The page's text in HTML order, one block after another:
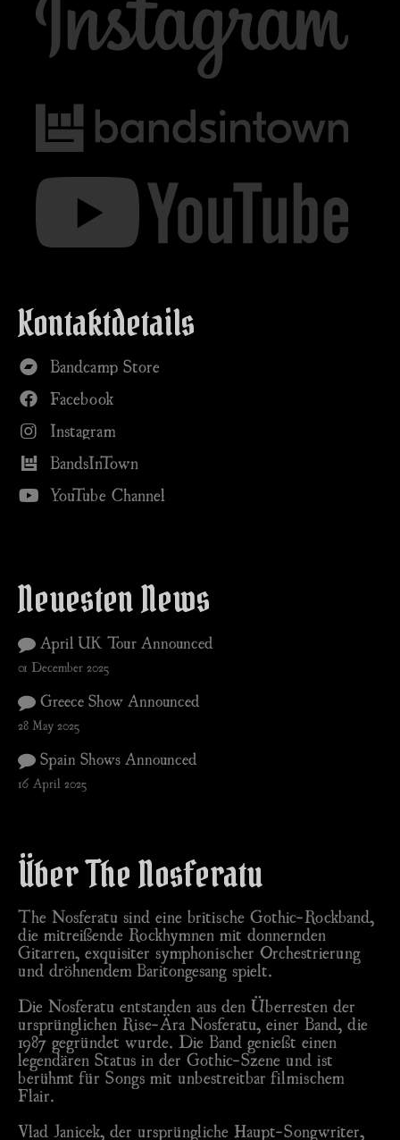
Kontaktdetails
Bandcamp Store
Facebook
Instagram
BandsInTown
YouTube Channel
Neuesten News
April UK Tour Announced
01 December 2025
Greece Show Announced
28 May 2025
Spain Shows Announced
16 April 2025
Über The Nosferatu
The Nosferatu sind eine britische Gothic-Rockband,
die mitreißende Rockhymnen mit donnernden
Gitarren, exquisiter symphonischer Orchestrierung
und dröhnendem Baritongesang spielt.
Die Nosferatu entstanden aus den Überresten der
ursprünglichen Rise-Ära Nosferatu, einer Band, die
1987 gegründet wurde. Die Band genießt einen
legendären Status in der Gothic-Szene und ist
berühmt für Songs mit unbestreitbar filmischem
Flair.
Vlad Janicek, der ursprüngliche Haupt-Songwriter,